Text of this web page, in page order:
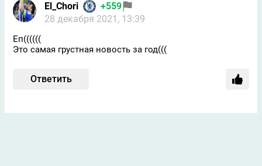
El_Chori
+559
28 декабря 2021, 13:39
Еп((((((
Это самая грустная новость за год(((
Ответить